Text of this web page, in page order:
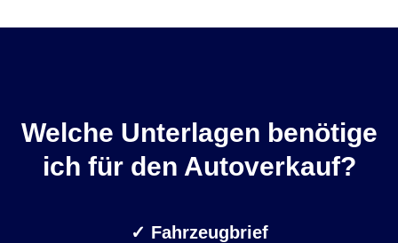
Welche Unterlagen benötige
ich für den Autoverkauf?
✓ Fahrzeugbrief